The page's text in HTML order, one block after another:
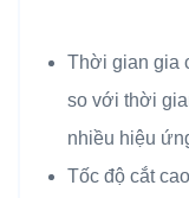
Thời gian gia
so với thời
nhiều hiệu
Tốc độ cắt